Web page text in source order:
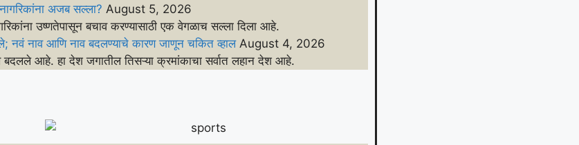
नागरिकांना अजब सल्ला? August 5, 2026
उष्णतेपासून बचाव करण्यासाठी एक वेगळाच सल्ला दिला आहे.
नवं नाव आणि नाव बदलण्याचे कारण जाणून चकित व्हाल August 4, 2026
बदलले आहे. हा देश जगातील तिसऱ्या क्रमांकाचा सर्वात लहान देश आहे.